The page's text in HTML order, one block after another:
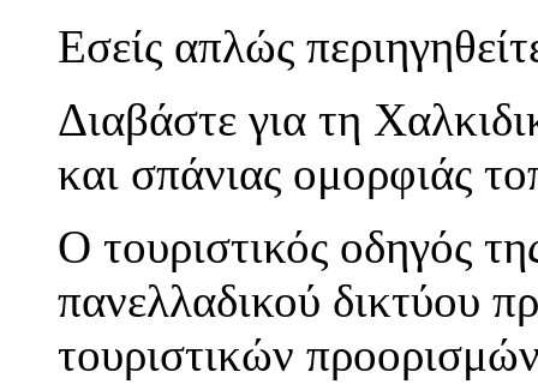
Εσείς απλώς
Διαβάστε για τη
και σπάνιας ομορφιάς
Ο τουριστικός οδηγός
πανελλαδικού δικτύου
τουριστικών